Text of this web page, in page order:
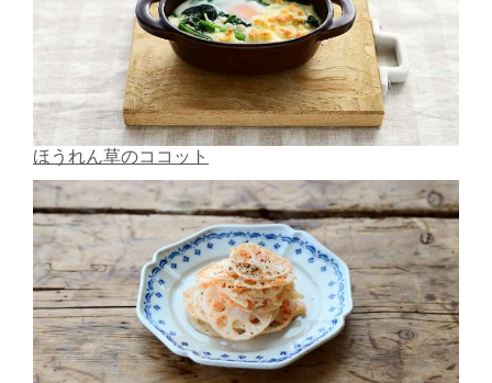
ほうれん草のココット